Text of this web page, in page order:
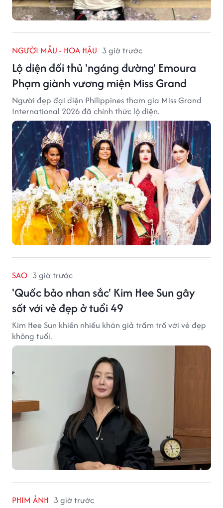
NGƯỜI MẪU - HOA HẬU 3 giờ trước
Lộ diện đối thủ 'ngáng đường' Emoura
Phạm giành vương miện Miss Grand
Người đẹp đại diện Philippines tham gia Miss Grand
International 2026 đã chính thức lộ diện.
SAO 3 giờ trước
'Quốc bảo nhan sắc' Kim Hee Sun gây
sốt với vẻ đẹp ở tuổi 49
Kim Hee Sun khiến nhiều khán giả trầm trồ với vẻ đẹp
không tuổi.
PHIM ẢNH 3 giờ trước